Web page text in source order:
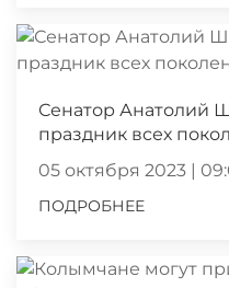
Сенатор Анатолий
праздник всех
05 октября 2023 |
ПОДРОБНЕЕ